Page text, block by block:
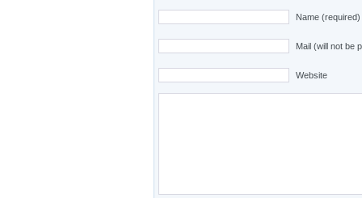
Name (required)
Mail (will not be
Website